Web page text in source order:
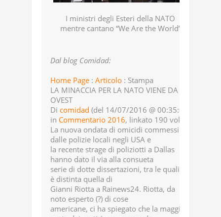
I ministri degli Esteri della NATO
mentre cantano “We Are the World”
Dal blog Comidad:
Home Page :Articolo : Stampa
LA MINACCIA PER LA NATO VIENE DA
OVEST
Di comidad (del 14/07/2016 @ 00:35:00,
in Commentario 2016, linkato 190 volte)
La nuova ondata di omicidi commessi
dalle polizie locali negli USA e
la recente strage di poliziotti a Dallas
hanno dato il via alla consueta
serie di dotte dissertazioni, tra le quali si
è distinta quella di
Gianni Riotta a Rainews24. Riotta, da
noto esperto (?) di cose
americane, ci ha spiegato che la maggior